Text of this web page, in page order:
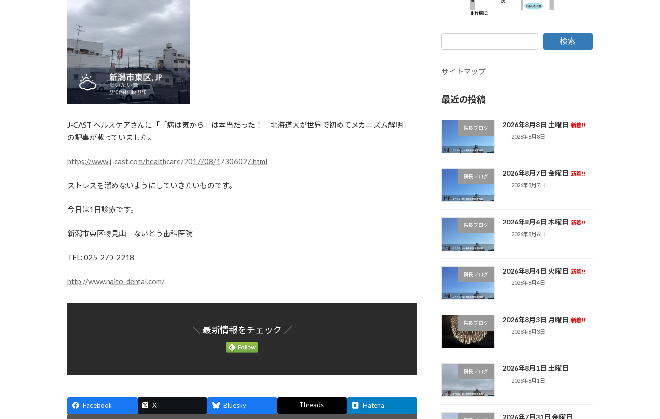
J-CAST ヘルスケアさんに「「病は気から」は本当だった！ 北海道大が世界で初めてメカニズム解明」
の記事が載っていました。
https://www.j-cast.com/healthcare/2017/08/17306027.html
ストレスを溜めないようにしていきたいものです。
今日は1日診療です。
新潟市東区物見山 ないとう歯科医院
TEL: 025-270-2218
http://www.naito-dental.com/
＼ 最新情報をチェック ／
Facebook X Bluesky Threads Hatena
検索
サイトマップ
最近の投稿
院長ブログ 2026年8月8日 土曜日 新着!!
2026年8月8日
院長ブログ 2026年8月7日 金曜日 新着!!
2026年8月7日
院長ブログ 2026年8月6日 木曜日 新着!!
2026年8月6日
院長ブログ 2026年8月4日 火曜日 新着!!
2026年8月4日
院長ブログ 2026年8月3日 月曜日 新着!!
2026年8月3日
院長ブログ 2026年8月1日 土曜日
2026年8月1日
2026年7月31日 金曜日